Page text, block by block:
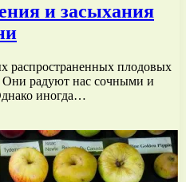
и засыхания
распространенных плодовых
Они радуют нас сочными и
иногда…